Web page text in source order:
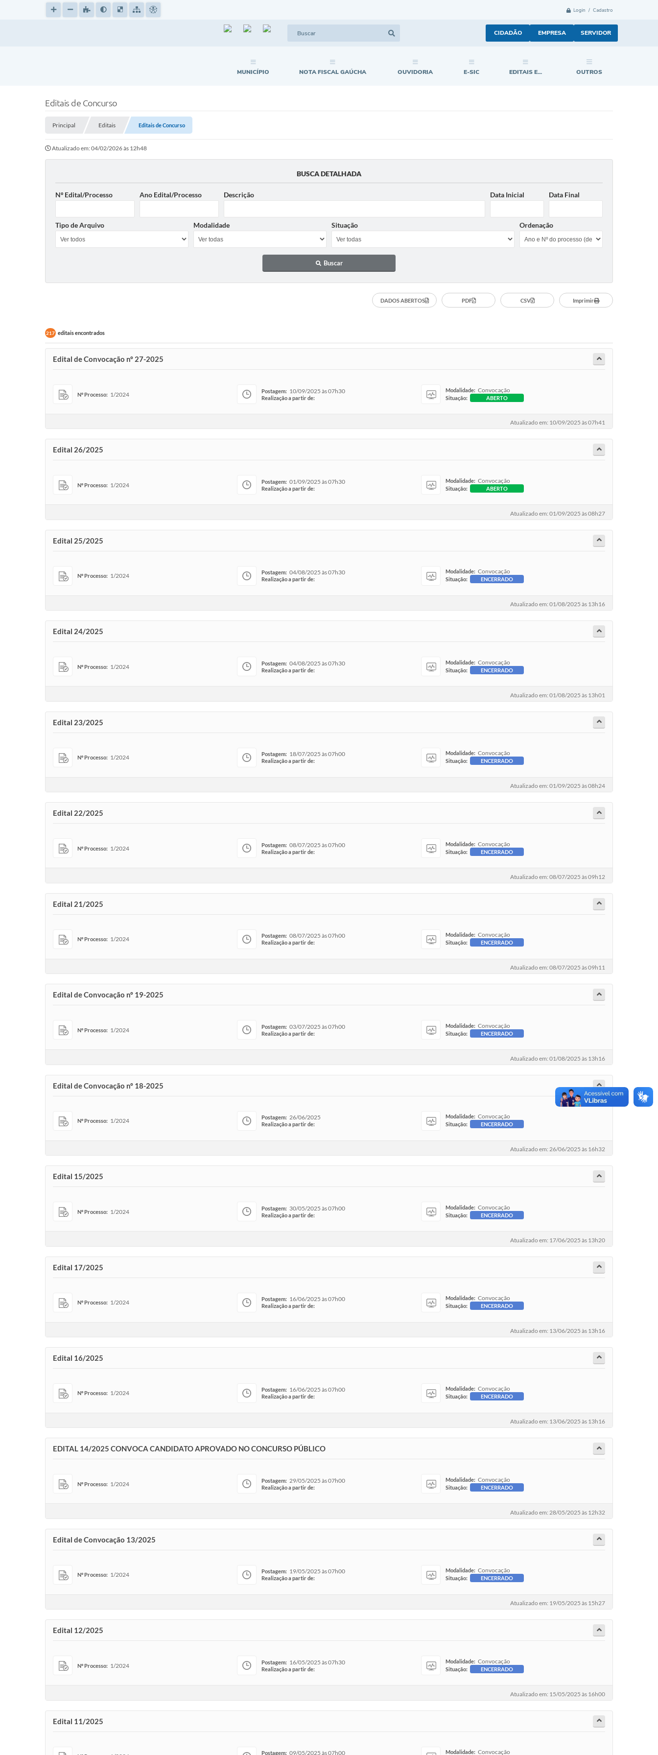
Login / Cadastro
CIDADÃO EMPRESA SERVIDOR
MUNICÍPIO NOTA FISCAL GAÚCHA OUVIDORIA E-SIC EDITAIS E... OUTROS
Editais de Concurso
Principal Editais Editais de Concurso
Atualizado em: 04/02/2026 às 12h48
BUSCA DETALHADA
Nº Edital/Processo Ano Edital/Processo Descrição Data Inicial Data Final
Tipo de Arquivo Modalidade Situação Ordenação
Buscar
DADOS ABERTOS PDF CSV Imprimir
217 editais encontrados
Edital de Convocação nº 27-2025
Nº Processo: 1/2024 Postagem: 10/09/2025 às 07h30
Realização a partir de:
Modalidade: Convocação
Situação: ABERTO
Atualizado em: 10/09/2025 às 07h41
Edital 26/2025
Nº Processo: 1/2024 Postagem: 01/09/2025 às 07h30
Realização a partir de:
Modalidade: Convocação
Situação: ABERTO
Atualizado em: 01/09/2025 às 08h27
Edital 25/2025
Nº Processo: 1/2024 Postagem: 04/08/2025 às 07h30
Realização a partir de:
Modalidade: Convocação
Situação: ENCERRADO
Atualizado em: 01/08/2025 às 13h16
Edital 24/2025
Nº Processo: 1/2024 Postagem: 04/08/2025 às 07h30
Realização a partir de:
Modalidade: Convocação
Situação: ENCERRADO
Atualizado em: 01/08/2025 às 13h01
Edital 23/2025
Nº Processo: 1/2024 Postagem: 18/07/2025 às 07h00
Realização a partir de:
Modalidade: Convocação
Situação: ENCERRADO
Atualizado em: 01/09/2025 às 08h24
Edital 22/2025
Nº Processo: 1/2024 Postagem: 08/07/2025 às 07h00
Realização a partir de:
Modalidade: Convocação
Situação: ENCERRADO
Atualizado em: 08/07/2025 às 09h12
Edital 21/2025
Nº Processo: 1/2024 Postagem: 08/07/2025 às 07h00
Realização a partir de:
Modalidade: Convocação
Situação: ENCERRADO
Atualizado em: 08/07/2025 às 09h11
Edital de Convocação nº 19-2025
Nº Processo: 1/2024 Postagem: 03/07/2025 às 07h00
Realização a partir de:
Modalidade: Convocação
Situação: ENCERRADO
Atualizado em: 01/08/2025 às 13h16
Edital de Convocação nº 18-2025
Nº Processo: 1/2024 Postagem: 26/06/2025
Realização a partir de:
Modalidade: Convocação
Situação: ENCERRADO
Atualizado em: 26/06/2025 às 16h32
Edital 15/2025
Nº Processo: 1/2024 Postagem: 30/05/2025 às 07h00
Realização a partir de:
Modalidade: Convocação
Situação: ENCERRADO
Atualizado em: 17/06/2025 às 13h20
Edital 17/2025
Nº Processo: 1/2024 Postagem: 16/06/2025 às 07h00
Realização a partir de:
Modalidade: Convocação
Situação: ENCERRADO
Atualizado em: 13/06/2025 às 13h16
Edital 16/2025
Nº Processo: 1/2024 Postagem: 16/06/2025 às 07h00
Realização a partir de:
Modalidade: Convocação
Situação: ENCERRADO
Atualizado em: 13/06/2025 às 13h16
EDITAL 14/2025 CONVOCA CANDIDATO APROVADO NO CONCURSO PÚBLICO
Nº Processo: 1/2024 Postagem: 29/05/2025 às 07h00
Realização a partir de:
Modalidade: Convocação
Situação: ENCERRADO
Atualizado em: 28/05/2025 às 12h32
Edital de Convocação 13/2025
Nº Processo: 1/2024 Postagem: 19/05/2025 às 07h00
Realização a partir de:
Modalidade: Convocação
Situação: ENCERRADO
Atualizado em: 19/05/2025 às 15h27
Edital 12/2025
Nº Processo: 1/2024 Postagem: 16/05/2025 às 07h30
Realização a partir de:
Modalidade: Convocação
Situação: ENCERRADO
Atualizado em: 15/05/2025 às 16h00
Edital 11/2025
Postagem: 09/05/2025 às 07h00 Modalidade: Convocação